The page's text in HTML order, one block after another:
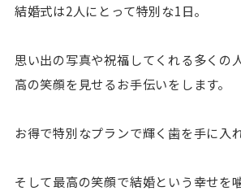
結婚式は2人にとって特別な1日。
思い出の写真や祝福してくれる多くの
高の笑顔を見せるお手伝いをします。
お得で特別なプランで輝く歯を手に入
そして最高の笑顔で結婚という幸せを